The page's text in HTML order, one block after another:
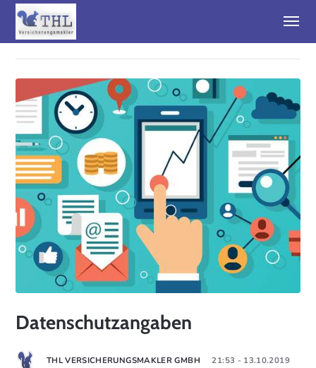
Datenschutzangaben
THL VERSICHERUNGSMAKLER GMBH 21:53 - 13.10.2019